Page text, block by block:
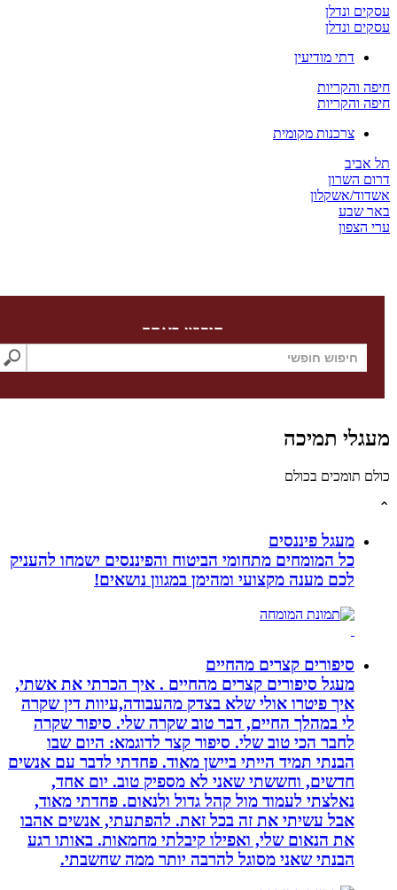
ונדלן
ונדלן
דתי מודיעין
צרכנות מקומית
אשקלון
חיפוש באתר
תמיכה
בכולם
מעגל פיננסים
כל המומחים מתחומי הביטוח והפיננסים ישמחו להעניק
לכם מענה מקצועי ומהימן במגוון נושאים!
סיפורים קצרים מהחיים
מעגל סיפורים קצרים מהחיים . איך הכרתי את אשתי,
איך פיטרו אולי שלא בצדק מהעבודה,עיוות דין שקרה
לי במהלך החיים, דבר טוב שקרה שלי. סיפור שקרה
לחבר הכי טוב שלי. סיפור קצר לדוגמא: היום שבו
הבנתי תמיד הייתי ביישן מאוד. פחדתי לדבר עם אנשים
חדשים, וחששתי שאני לא מספיק טוב. יום אחד,
נאלצתי לעמוד מול קהל גדול ולנאום. פחדתי מאוד,
אבל עשיתי את זה בכל זאת. להפתעתי, אנשים אהבו
את הנאום שלי, ואפילו קיבלתי מחמאות. באותו רגע
הבנתי שאני מסוגל להרבה יותר ממה שחשבתי.